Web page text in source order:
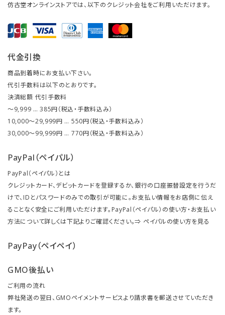
仿古堂オンラインストアでは、以下のクレジット会社をご利用いただけます。
代金引換
商品到着時にお支払い下さい。
代引手数料は以下のとおりです。
決済総額 代引手数料
～9,999 … 385円（税込・手数料込み）
10,000～29,999円 … 550円（税込・手数料込み）
30,000～99,999円 … 770円（税込・手数料込み）
PayPal（ペイパル）
PayPal（ペイパル）とは
クレジットカード、デビットカードを登録するか、銀行の口座振替設定を行うだ
けで、IDとパスワードのみでの取引が可能に。お支払い情報をお店側に伝え
ることなく安全にご利用いただけます。PayPal（ペイパル）の使い方・お支払い
方法について詳しくは下記よりご確認ください。⇒ ペイパルの使い方を見る
PayPay（ペイペイ）
GMO後払い
ご利用の流れ
弊社発送の翌日、GMOペイメントサービスより請求書を郵送させていただき
ます。